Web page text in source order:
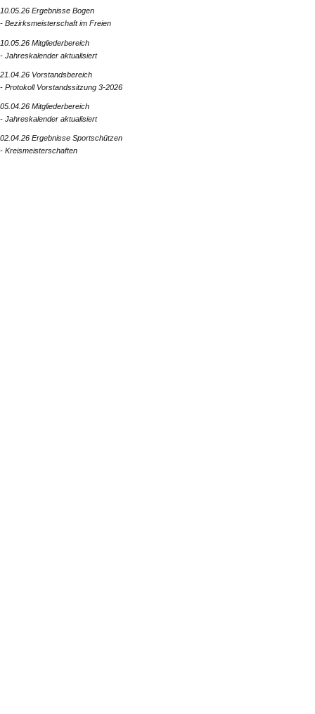
10.05.26 Ergebnisse Bogen
- Bezirksmeisterschaft im Freien
10.05.26 Mitgliederbereich
- Jahreskalender aktualisiert
21.04.26 Vorstandsbereich
- Protokoll Vorstandssitzung 3-2026
05.04.26 Mitgliederbereich
- Jahreskalender aktualisiert
02.04.26 Ergebnisse Sportschützen
- Kreismeisterschaften